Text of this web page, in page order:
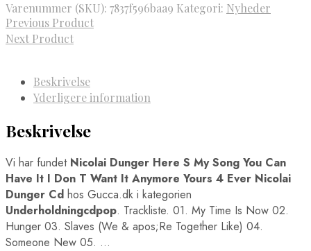
Varenummer (SKU): 7837f596baa9 Kategori: Nyheder
Previous Product
Next Product
Beskrivelse
Yderligere information
Beskrivelse
Vi har fundet Nicolai Dunger Here S My Song You Can
Have It I Don T Want It Anymore Yours 4 Ever Nicolai
Dunger Cd hos Gucca.dk i kategorien
Underholdningcdpop. Trackliste. 01. My Time Is Now 02.
Hunger 03. Slaves (We & apos;Re Together Like) 04.
Someone New 05. …